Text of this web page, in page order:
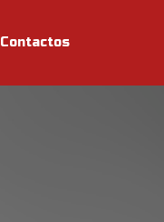
Contactos